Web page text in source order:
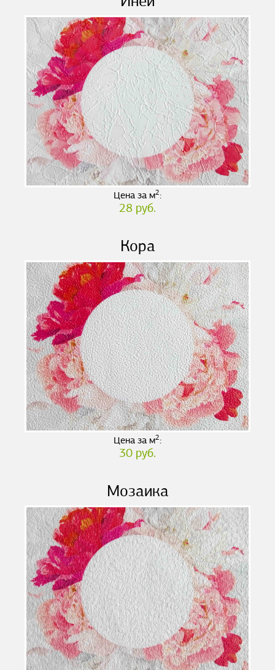
Цена за м2:
28 руб.
Кора
Цена за м2:
30 руб.
Мозаика